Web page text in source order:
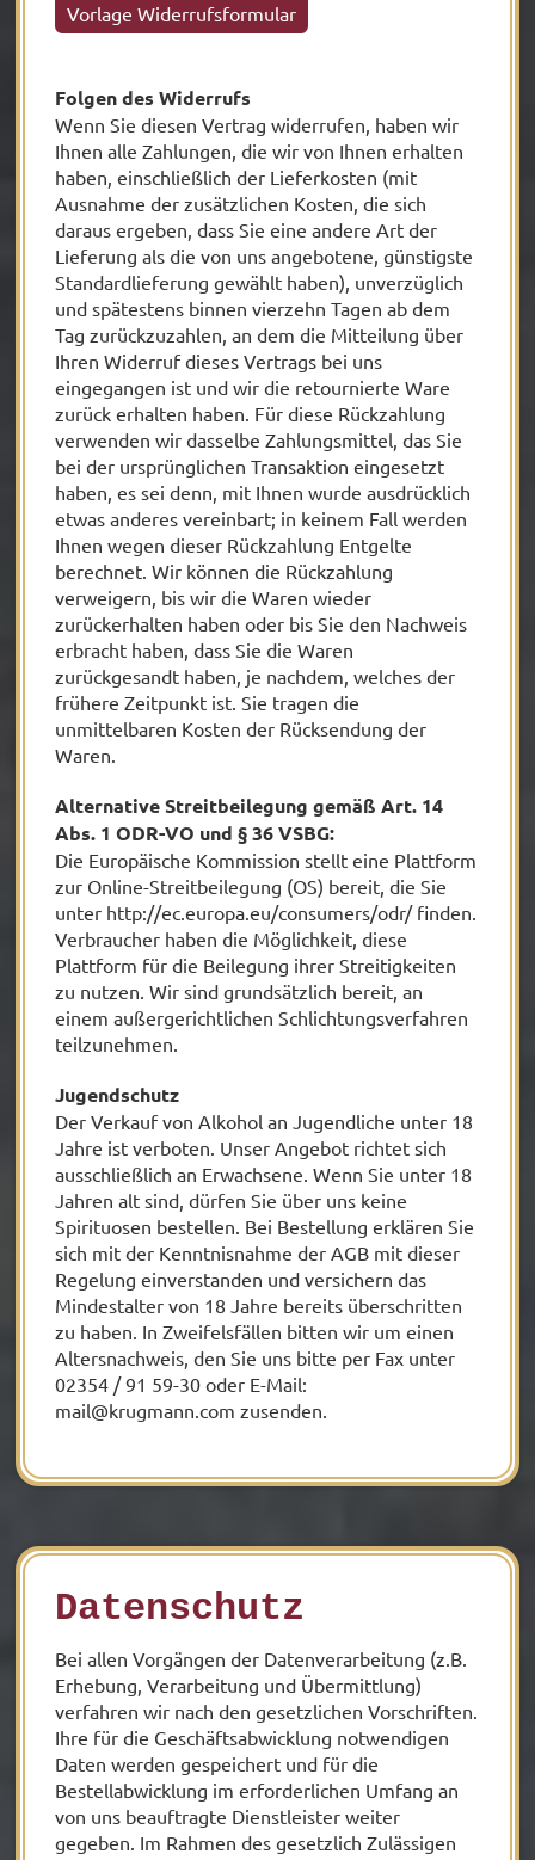
Vorlage Widerrufsformular
Folgen des Widerrufs
Wenn Sie diesen Vertrag widerrufen, haben wir
Ihnen alle Zahlungen, die wir von Ihnen erhalten
haben, einschließlich der Lieferkosten (mit
Ausnahme der zusätzlichen Kosten, die sich
daraus ergeben, dass Sie eine andere Art der
Lieferung als die von uns angebotene, günstigste
Standardlieferung gewählt haben), unverzüglich
und spätestens binnen vierzehn Tagen ab dem
Tag zurückzuzahlen, an dem die Mitteilung über
Ihren Widerruf dieses Vertrags bei uns
eingegangen ist und wir die retournierte Ware
zurück erhalten haben. Für diese Rückzahlung
verwenden wir dasselbe Zahlungsmittel, das Sie
bei der ursprünglichen Transaktion eingesetzt
haben, es sei denn, mit Ihnen wurde ausdrücklich
etwas anderes vereinbart; in keinem Fall werden
Ihnen wegen dieser Rückzahlung Entgelte
berechnet. Wir können die Rückzahlung
verweigern, bis wir die Waren wieder
zurückerhalten haben oder bis Sie den Nachweis
erbracht haben, dass Sie die Waren
zurückgesandt haben, je nachdem, welches der
frühere Zeitpunkt ist. Sie tragen die
unmittelbaren Kosten der Rücksendung der
Waren.
Alternative Streitbeilegung gemäß Art. 14
Abs. 1 ODR-VO und § 36 VSBG:
Die Europäische Kommission stellt eine Plattform
zur Online-Streitbeilegung (OS) bereit, die Sie
unter http://ec.europa.eu/consumers/odr/ finden.
Verbraucher haben die Möglichkeit, diese
Plattform für die Beilegung ihrer Streitigkeiten
zu nutzen. Wir sind grundsätzlich bereit, an
einem außergerichtlichen Schlichtungsverfahren
teilzunehmen.
Jugendschutz
Der Verkauf von Alkohol an Jugendliche unter 18
Jahre ist verboten. Unser Angebot richtet sich
ausschließlich an Erwachsene. Wenn Sie unter 18
Jahren alt sind, dürfen Sie über uns keine
Spirituosen bestellen. Bei Bestellung erklären Sie
sich mit der Kenntnisnahme der AGB mit dieser
Regelung einverstanden und versichern das
Mindestalter von 18 Jahre bereits überschritten
zu haben. In Zweifelsfällen bitten wir um einen
Altersnachweis, den Sie uns bitte per Fax unter
02354 / 91 59-30 oder E-Mail:
mail@krugmann.com zusenden.
Datenschutz
Bei allen Vorgängen der Datenverarbeitung (z.B.
Erhebung, Verarbeitung und Übermittlung)
verfahren wir nach den gesetzlichen Vorschriften.
Ihre für die Geschäftsabwicklung notwendigen
Daten werden gespeichert und für die
Bestellabwicklung im erforderlichen Umfang an
von uns beauftragte Dienstleister weiter
gegeben. Im Rahmen des gesetzlich Zulässigen